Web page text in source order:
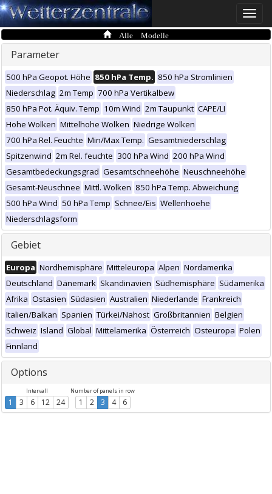
Toggle
Alle Modelle
Parameter
500 hPa Geopot. Höhe 850 hPa Temp. 850 hPa Stromlinien
Niederschlag 2m Temp 700 hPa Vertikalbew
850 hPa Pot. Äquiv. Temp 10m Wind 2m Taupunkt CAPE/LI
Hohe Wolken Mittelhohe Wolken Niedrige Wolken
700 hPa Rel. Feuchte Min/Max Temp. Gesamtniederschlag
Spitzenwind 2m Rel. feuchte 300 hPa Wind 200 hPa Wind
Gesamtbedeckungsgrad Gesamtschneehöhe Neuschneehöhe
Gesamt-Neuschnee Mittl. Wolken 850 hPa Temp. Abweichung
500 hPa Wind 50 hPa Temp Schnee/Eis Wellenhoehe
Niederschlagsform
Gebiet
Europa Nordhemisphäre Mitteleuropa Alpen Nordamerika
Deutschland Dänemark Skandinavien Südhemisphäre Südamerika
Afrika Ostasien Südasien Australien Niederlande Frankreich
Italien/Balkan Spanien Türkei/Nahost Großbritannien Belgien
Schweiz Island Global Mittelamerika Österreich Osteuropa Polen
Finnland
Options
Intervall
1 3 6 12 24
Number of panels in row
1 2 3 4 6